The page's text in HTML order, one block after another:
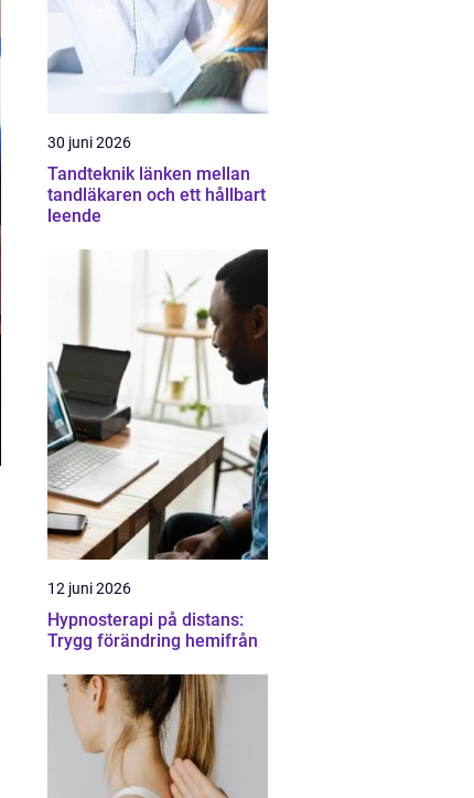
30 juni 2026
Tandteknik länken mellan
tandläkaren och ett hållbart
leende
12 juni 2026
Hypnosterapi på distans:
Trygg förändring hemifrån